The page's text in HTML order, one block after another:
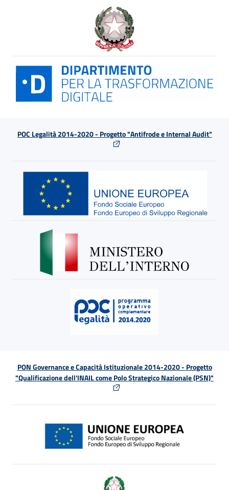
POC Legalità 2014-2020 - Progetto "Antifrode e Internal Audit"
PON Governance e Capacità Istituzionale 2014-2020 - Progetto
"Qualificazione dell'INAIL come Polo Strategico Nazionale (PSN)"